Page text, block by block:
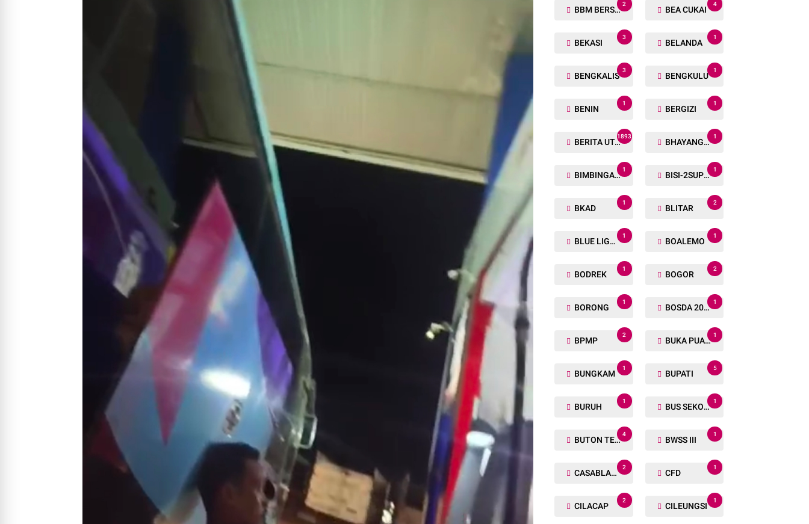
BBM BERSUBSIDI
2
BEA CUKAI
4
BEKASI
3
BELANDA
1
BENGKALIS
3
BENGKULU
1
BENIN
1
BERGIZI
1
BERITA UTAMA
1893
BHAYANGKARA RUN
1
BIMBINGAN ROHANI
1
BISI-2SUPER
1
BKAD
1
BLITAR
2
BLUE LIGHT
1
BOALEMO
1
BODREK
1
BOGOR
2
BORONG
1
BOSDA 2024
1
BPMP
2
BUKA PUASA BERSAMA
1
BUNGKAM
1
BUPATI
5
BURUH
1
BUS SEKOLAH
1
BUTON TENGAH
4
BWSS III
1
CASABLANCA
2
CFD
1
CILACAP
2
CILEUNGSI
1